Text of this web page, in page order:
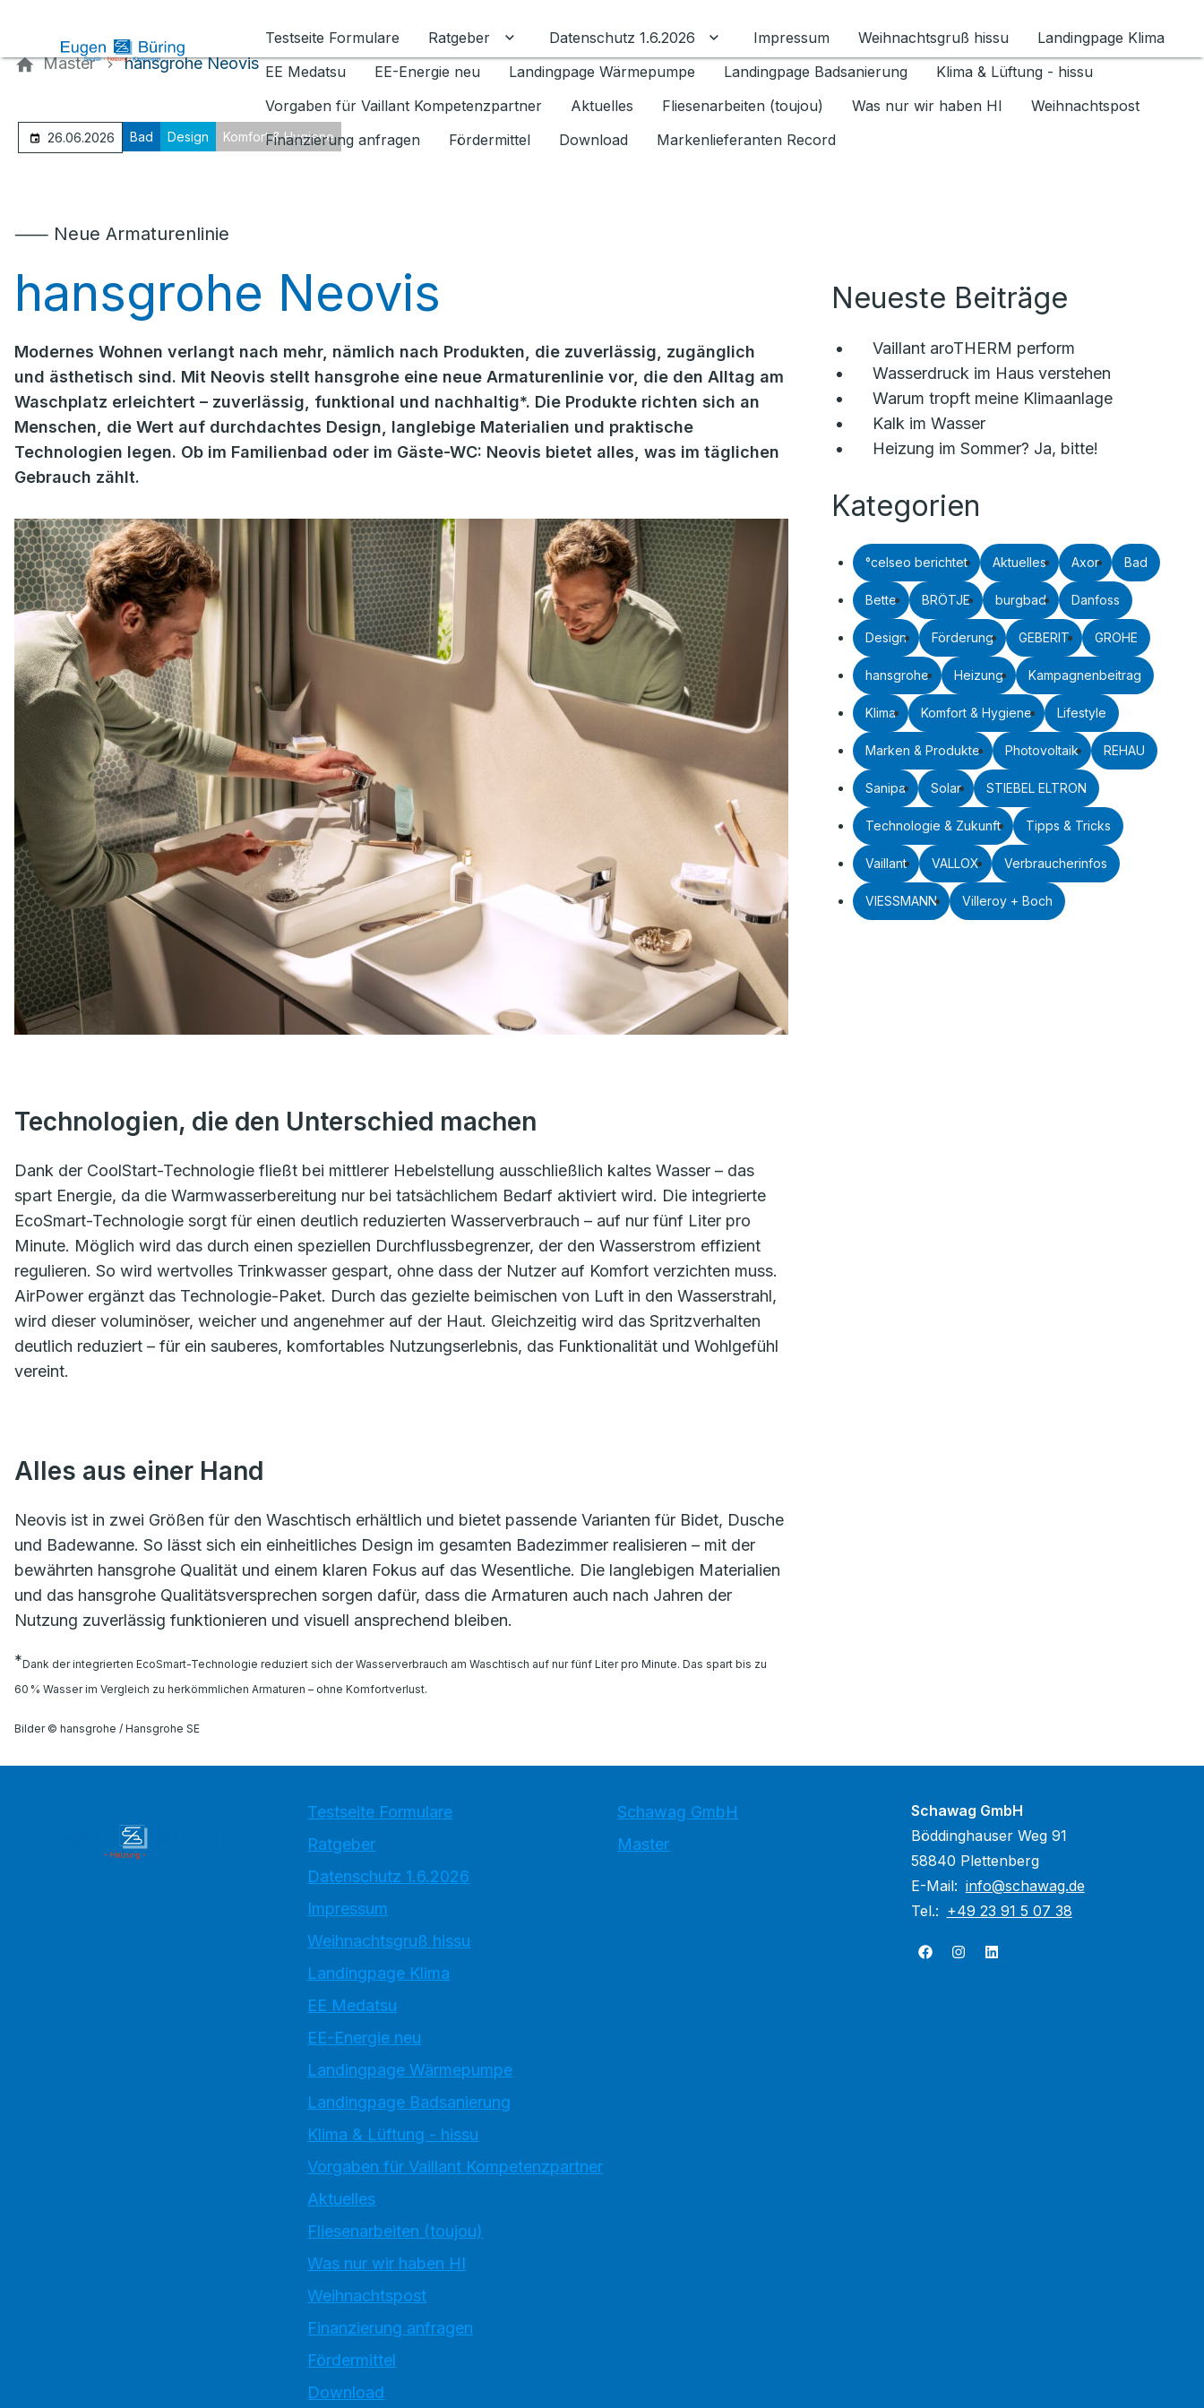
Testseite Formulare
Ratgeber Untermenü für Ratgeber umschalten
Datenschutz 1.6.2026 Untermenü für Datenschutz 1.6.2026 umschalten
Impressum Weihnachtsgruß hissu
Landingpage Klima
EE Medatsu
EE-Energie neu Landingpage Wärmepumpe Landingpage Badsanierung
Klima & Lüftung - hissu
Vorgaben für Vaillant Kompetenzpartner
Aktuelles Fliesenarbeiten (toujou) Was nur wir haben HI
Weihnachtspost
Finanzierung anfragen
Fördermittel Download Markenlieferanten Record
Master hansgrohe Neovis
26.06.2026 Bad Design Komfort & Hygiene
⸺ Neue Armaturenlinie
hansgrohe Neovis
Modernes Wohnen verlangt nach mehr, nämlich nach Produkten, die zuverlässig, zugänglich
und ästhetisch sind. Mit Neovis stellt hansgrohe eine neue Armaturenlinie vor, die den Alltag am
Waschplatz erleichtert – zuverlässig, funktional und nachhaltig*. Die Produkte richten sich an
Menschen, die Wert auf durchdachtes Design, langlebige Materialien und praktische
Technologien legen. Ob im Familienbad oder im Gäste-WC: Neovis bietet alles, was im täglichen
Gebrauch zählt.
Technologien, die den Unterschied machen
Dank der CoolStart-Technologie fließt bei mittlerer Hebelstellung ausschließlich kaltes Wasser – das
spart Energie, da die Warmwasserbereitung nur bei tatsächlichem Bedarf aktiviert wird. Die integrierte
EcoSmart-Technologie sorgt für einen deutlich reduzierten Wasserverbrauch – auf nur fünf Liter pro
Minute. Möglich wird das durch einen speziellen Durchflussbegrenzer, der den Wasserstrom effizient
regulieren. So wird wertvolles Trinkwasser gespart, ohne dass der Nutzer auf Komfort verzichten muss.
AirPower ergänzt das Technologie-Paket. Durch das gezielte beimischen von Luft in den Wasserstrahl,
wird dieser voluminöser, weicher und angenehmer auf der Haut. Gleichzeitig wird das Spritzverhalten
deutlich reduziert – für ein sauberes, komfortables Nutzungserlebnis, das Funktionalität und Wohlgefühl
vereint.
Alles aus einer Hand
Neovis ist in zwei Größen für den Waschtisch erhältlich und bietet passende Varianten für Bidet, Dusche
und Badewanne. So lässt sich ein einheitliches Design im gesamten Badezimmer realisieren – mit der
bewährten hansgrohe Qualität und einem klaren Fokus auf das Wesentliche. Die langlebigen Materialien
und das hansgrohe Qualitätsversprechen sorgen dafür, dass die Armaturen auch nach Jahren der
Nutzung zuverlässig funktionieren und visuell ansprechend bleiben.
*Dank der integrierten EcoSmart-Technologie reduziert sich der Wasserverbrauch am Waschtisch auf nur fünf Liter pro Minute. Das spart bis zu
60 % Wasser im Vergleich zu herkömmlichen Armaturen – ohne Komfortverlust.
Bilder © hansgrohe / Hansgrohe SE
Neueste Beiträge
Vaillant aroTHERM perform
Wasserdruck im Haus verstehen
Warum tropft meine Klimaanlage
Kalk im Wasser
Heizung im Sommer? Ja, bitte!
Kategorien
°celseo berichtet Aktuelles Axor Bad
Bette BRÖTJE burgbad Danfoss
Design Förderung GEBERIT GROHE
hansgrohe Heizung Kampagnenbeitrag
Klima Komfort & Hygiene Lifestyle
Marken & Produkte Photovoltaik REHAU
Sanipa Solar STIEBEL ELTRON
Technologie & Zukunft Tipps & Tricks
Vaillant VALLOX Verbraucherinfos
VIESSMANN Villeroy + Boch
Testseite Formulare
Ratgeber
Datenschutz 1.6.2026
Impressum
Weihnachtsgruß hissu
Landingpage Klima
EE Medatsu
EE-Energie neu
Landingpage Wärmepumpe
Landingpage Badsanierung
Klima & Lüftung - hissu
Vorgaben für Vaillant Kompetenzpartner
Aktuelles
Fliesenarbeiten (toujou)
Was nur wir haben HI
Weihnachtspost
Finanzierung anfragen
Fördermittel
Download
Schawag GmbH
Master
Schawag GmbH
Böddinghauser Weg 91
58840 Plettenberg
E-Mail: info@schawag.de
Tel.: +49 23 91 5 07 38